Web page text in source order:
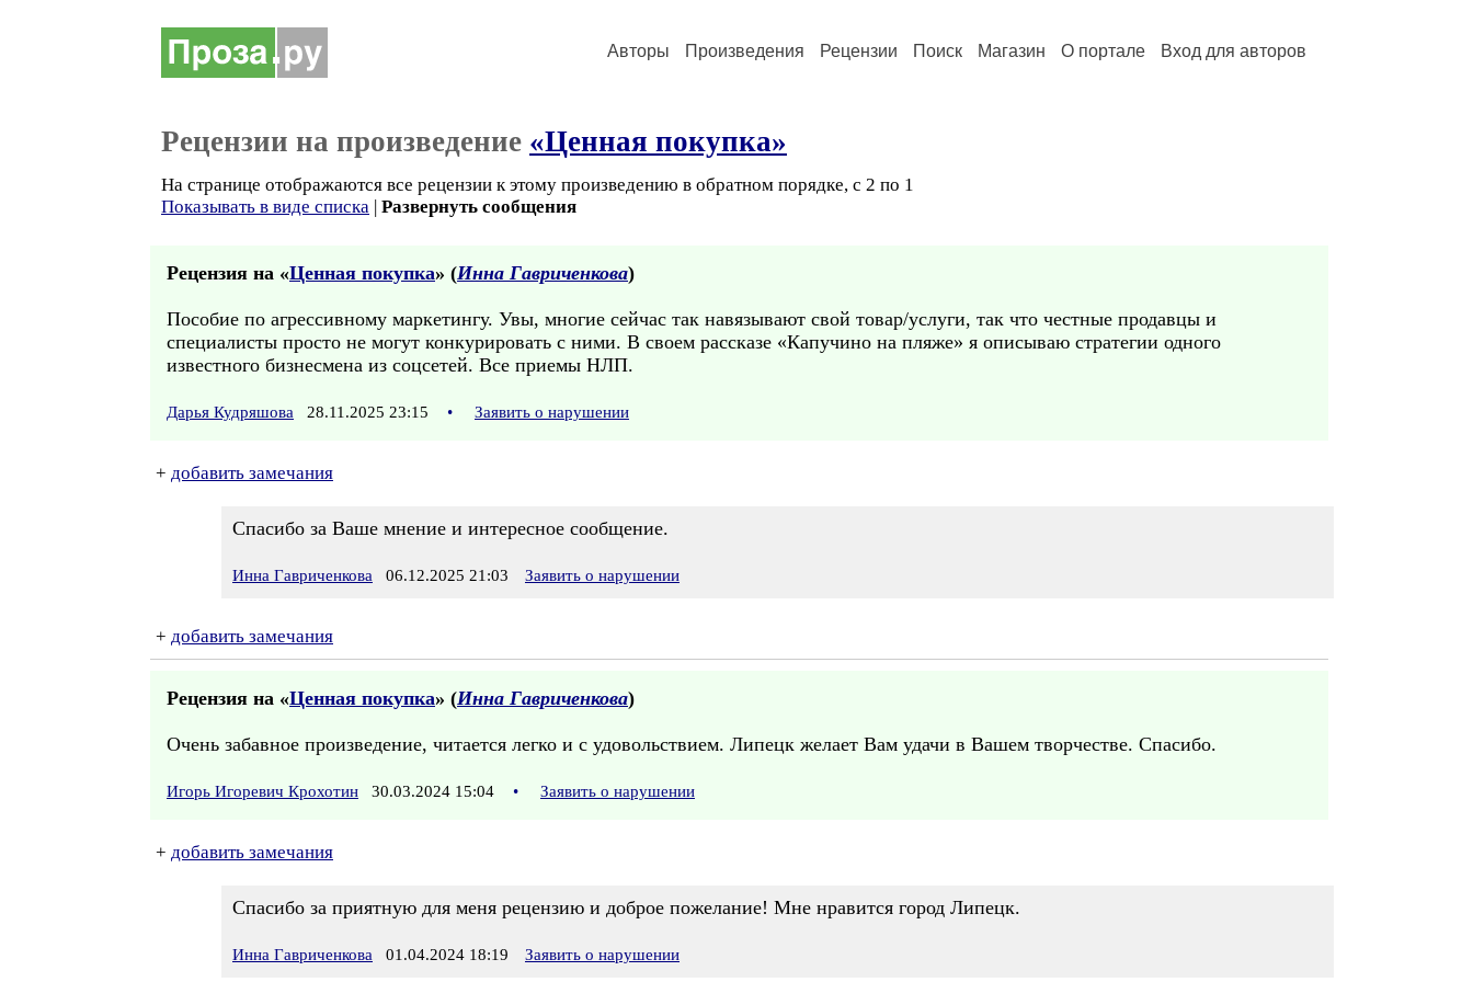
Авторы Произведения Рецензии Поиск Магазин О портале Вход для авторов
Рецензии на произведение «Ценная покупка»
На странице отображаются все рецензии к этому произведению в обратном порядке, с 2 по 1
Показывать в виде списка | Развернуть сообщения
Рецензия на «Ценная покупка» (Инна Гавриченкова)
Пособие по агрессивному маркетингу. Увы, многие сейчас так навязывают свой товар/услуги, так что честные продавцы и
специалисты просто не могут конкурировать с ними. В своем рассказе «Капучино на пляже» я описываю стратегии одного
известного бизнесмена из соцсетей. Все приемы НЛП.
Дарья Кудряшова 28.11.2025 23:15 • Заявить о нарушении
+ добавить замечания
Спасибо за Ваше мнение и интересное сообщение.
Инна Гавриченкова 06.12.2025 21:03 Заявить о нарушении
+ добавить замечания
Рецензия на «Ценная покупка» (Инна Гавриченкова)
Очень забавное произведение, читается легко и с удовольствием. Липецк желает Вам удачи в Вашем творчестве. Спасибо.
Игорь Игоревич Крохотин 30.03.2024 15:04 • Заявить о нарушении
+ добавить замечания
Спасибо за приятную для меня рецензию и доброе пожелание! Мне нравится город Липецк.
Инна Гавриченкова 01.04.2024 18:19 Заявить о нарушении